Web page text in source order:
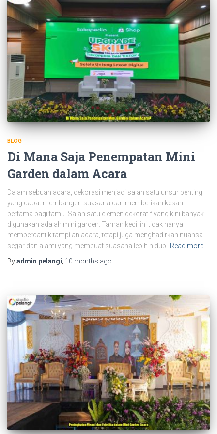
BLOG
Di Mana Saja Penempatan Mini
Garden dalam Acara
Dalam sebuah acara, dekorasi menjadi salah satu unsur penting
yang dapat membangun suasana dan memberikan kesan
pertama bagi tamu. Salah satu elemen dekoratif yang kini banyak
digunakan adalah mini garden. Taman kecil ini tidak hanya
mempercantik tampilan acara, tetapi juga menghadirkan nuansa
segar dan alami yang membuat suasana lebih hidup.
Read more
Byadmin pelangi 10 months ago